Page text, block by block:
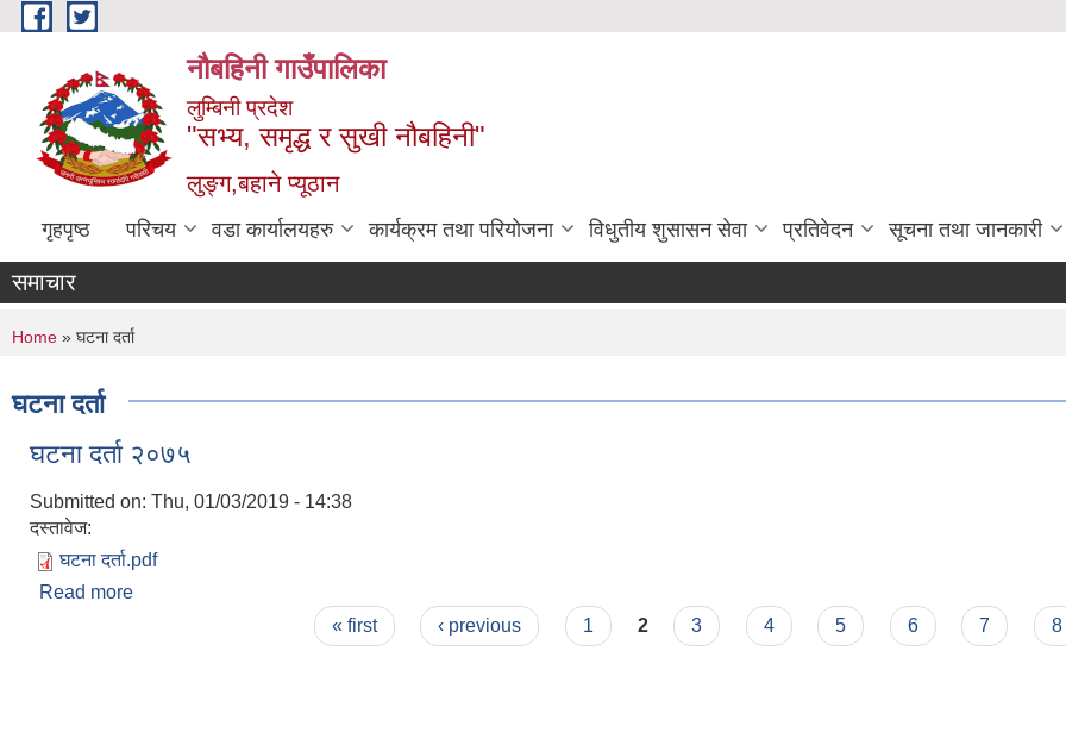
Skip to main content
नौबहिनी गाउँपालिका
लुम्बिनी प्रदेश
"सभ्य, समृद्ध र सुखी नौबहिनी"
लुङ्ग,बहाने प्यूठान
गृहपृष्ठ परिचय वडा कार्यालयहरु कार्यक्रम तथा परियोजना विधुतीय शुसासन सेवा प्रतिवेदन सूचना तथा जानकारी
समाचार
You are here
Home » घटना दर्ता
घटना दर्ता
घटना दर्ता २०७५
Submitted on: Thu, 01/03/2019 - 14:38
दस्तावेज:
घटना दर्ता.pdf
Read more
« first ‹ previous 1 2 3 4 5 6 7 8